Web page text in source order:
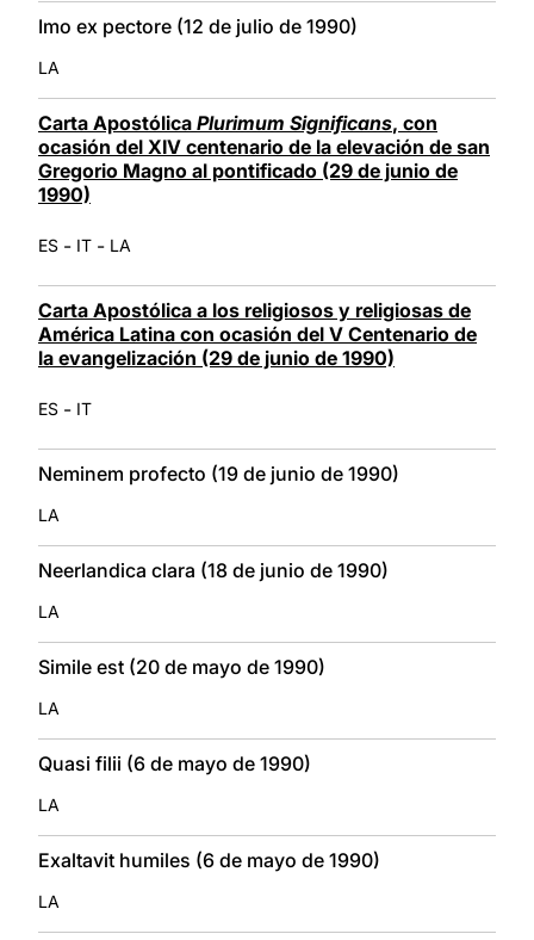
Imo ex pectore (12 de julio de 1990)
LA
Carta Apostólica Plurimum Significans, con
ocasión del XIV centenario de la elevación de san
Gregorio Magno al pontificado (29 de junio de
1990)
ES - IT - LA
Carta Apostólica a los religiosos y religiosas de
América Latina con ocasión del V Centenario de
la evangelización (29 de junio de 1990)
ES - IT
Neminem profecto (19 de junio de 1990)
LA
Neerlandica clara (18 de junio de 1990)
LA
Simile est (20 de mayo de 1990)
LA
Quasi filii (6 de mayo de 1990)
LA
Exaltavit humiles (6 de mayo de 1990)
LA